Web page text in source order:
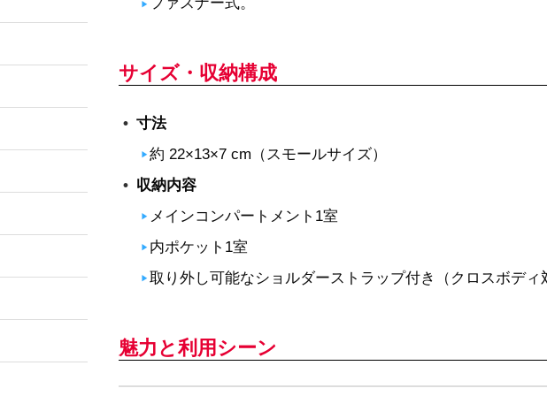
サイズ・収納構成
寸法
約 22×13×7 cm（スモールサイズ）
収納内容
メインコンパートメント1室
内ポケット1室
取り外し可能なショルダーストラップ付き（クロスボディ
魅力と利用シーン